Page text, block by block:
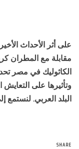
على أثر الأحداث
مقابلة مع المطران
الكاثوليك في مصر
وتأثيرها على
البلد العربي. لنستمع
SHARE